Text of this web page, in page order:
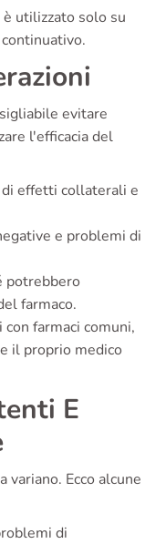
utilizzato solo su
evitare
l'efficacia del
effetti collaterali e
e problemi di
potrebbero
farmaco.
farmaci comuni,
il proprio medico
E
variano. Ecco alcune
di